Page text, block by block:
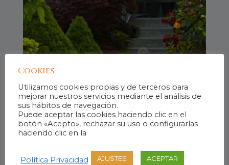
Jardín de Sanación «Castillo
110,00€ IVA Incluido
Cookies
Utilizamos cookies propias y de terceros para
mejorar nuestros servicios mediante el análisis de
sus hábitos de navegación.
Puede aceptar las cookies haciendo clic en el
botón «Acepto», rechazar su uso o configurarlas
haciendo clic en la
Política Privacidad AJUSTES ACEPTAR